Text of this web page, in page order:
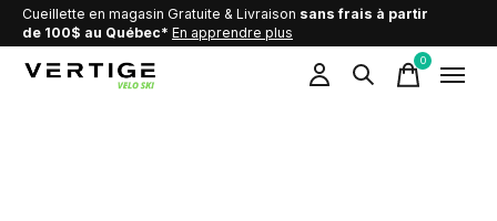
Cueillette en magasin Gratuite & Livraison sans frais à partir
de 100$ au Québec* En apprendre plus
0items